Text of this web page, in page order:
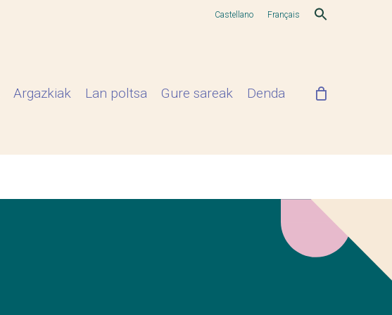
Castellano Français
Argazkiak Lan poltsa Gure sareak Denda